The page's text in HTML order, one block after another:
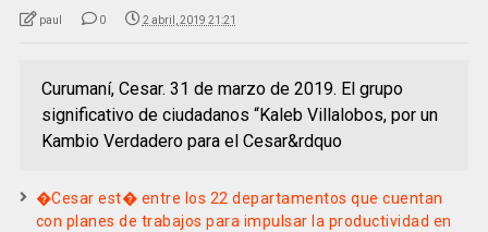
paul 0 2 abril, 2019 21:21
Curumaní, Cesar. 31 de marzo de 2019. El grupo
significativo de ciudadanos “Kaleb Villalobos, por un
Kambio Verdadero para el Cesar&rdquo
�Cesar est� entre los 22 departamentos que cuentan
con planes de trabajos para impulsar la productividad en